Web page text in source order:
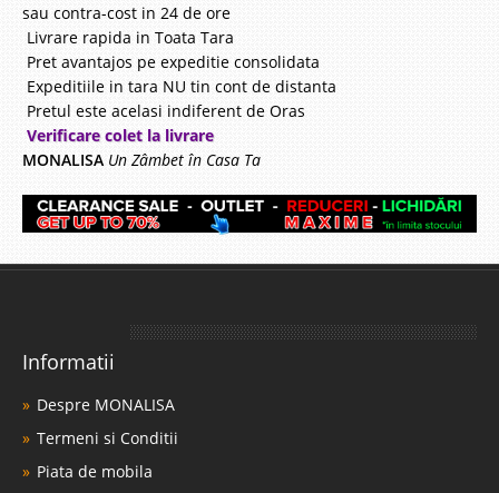
sau contra-cost in 24 de ore
Livrare rapida in Toata Tara
Pret avantajos pe expeditie consolidata
Expeditiile in tara NU tin cont de distanta
Pretul este acelasi indiferent de Oras
Verificare colet la livrare
MONALISA Un Zâmbet în Casa Ta
Informatii
Despre MONALISA
Termeni si Conditii
Piata de mobila